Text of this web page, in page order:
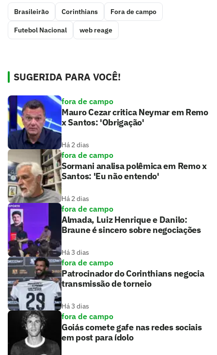
Brasileirão Corinthians Fora de campo
Futebol Nacional web reage
SUGERIDA PARA VOCÊ!
fora de campo
Mauro Cezar critica Neymar em Remo
x Santos: 'Obrigação'
Há 2 dias
fora de campo
Sormani analisa polêmica em Remo x
Santos: 'Eu não entendo'
Há 2 dias
fora de campo
Almada, Luiz Henrique e Danilo:
Braune é sincero sobre negociações
Há 3 dias
fora de campo
Patrocinador do Corinthians negocia
transmissão de torneio
Há 3 dias
fora de campo
Goiás comete gafe nas redes sociais
em post para ídolo